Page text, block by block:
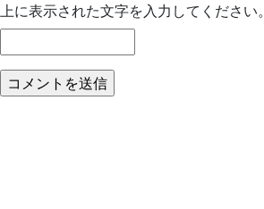
上に表示された文字を入力してください。